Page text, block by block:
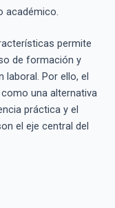
académico.
permite
de formación y
laboral. Por ello, el
una alternativa
práctica y el
el eje central del